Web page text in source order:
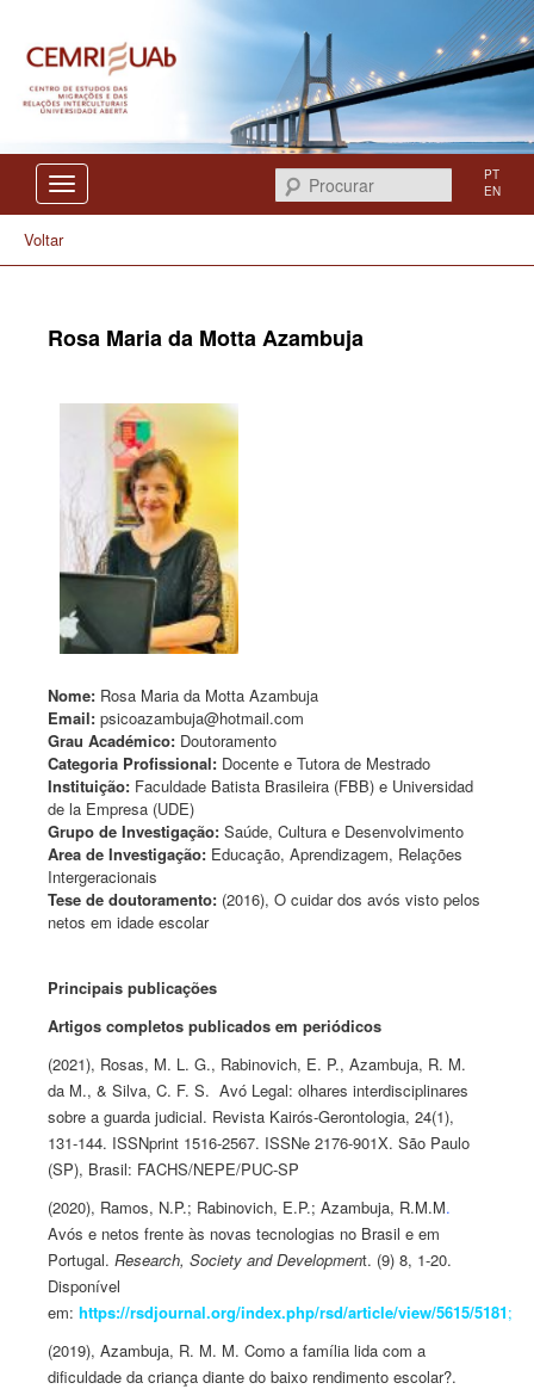
CEMRI
Procurar
PT
EN
Voltar
Rosa Maria da Motta Azambuja
Nome: Rosa Maria da Motta Azambuja
Email:psicoazambuja@hotmail.com
Grau Académico: Doutoramento
Categoria Profissional: Docente e Tutora de Mestrado
Instituição: Faculdade Batista Brasileira (FBB) e Universidad
de la Empresa (UDE)
Grupo de Investigação:Saúde, Cultura e Desenvolvimento
Area de Investigação: Educação, Aprendizagem, Relações
Intergeracionais
Tese de doutoramento: (2016), O cuidar dos avós visto pelos
netos em idade escolar
Principais publicações
Artigos completos publicados em periódicos
(2021), Rosas, M. L. G., Rabinovich, E. P., Azambuja, R. M.
da M., & Silva, C. F. S. Avó Legal: olhares interdisciplinares
sobre a guarda judicial. Revista Kairós-Gerontologia, 24(1),
131-144. ISSNprint 1516-2567. ISSNe 2176-901X. São Paulo
(SP), Brasil: FACHS/NEPE/PUC-SP
(2020), Ramos, N.P.; Rabinovich, E.P.;Azambuja, R.M.M.
Avós e netos frente às novas tecnologias no Brasil e em
Portugal.Research, Society and Development. (9) 8, 1-20.
Disponível
em:https://rsdjournal.org/index.php/rsd/article/view/5615/5181;
(2019),Azambuja, R. M. M. Como a família lida com a
dificuldade da criança diante do baixo rendimento escolar?.